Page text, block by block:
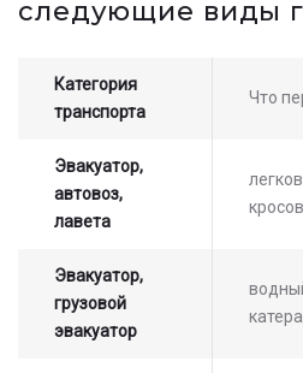
следующие виды
Категория
транспорта
Что
Эвакуатор,
автовоз,
лавета
Эвакуатор,
грузовой
эвакуатор